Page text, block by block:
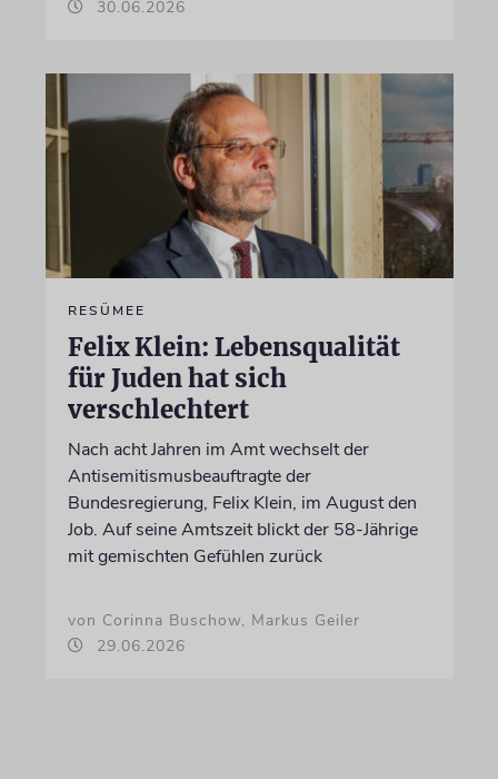
30.06.2026
RESÜMEE
Felix Klein: Lebensqualität
für Juden hat sich
verschlechtert
Nach acht Jahren im Amt wechselt der
Antisemitismusbeauftragte der
Bundesregierung, Felix Klein, im August den
Job. Auf seine Amtszeit blickt der 58-Jährige
mit gemischten Gefühlen zurück
von Corinna Buschow, Markus Geiler
29.06.2026